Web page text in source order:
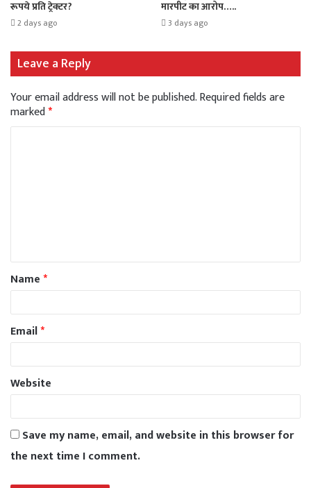
रूपये प्रति ट्रेक्टर?
2 days ago
मारपीट का आरोप…..
3 days ago
Leave a Reply
Your email address will not be published.Required fields are
marked*
Name*
Email*
Website
Save my name, email, and website in this browser for
the next time I comment.